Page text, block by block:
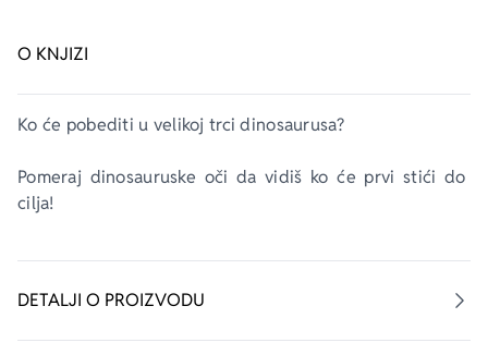
O KNJIZI
Ko će pobediti u velikoj trci dinosaurusa?
Pomeraj dinosauruske oči da vidiš ko će prvi stići do
cilja!
DETALJI O PROIZVODU